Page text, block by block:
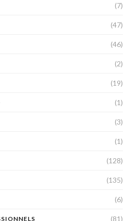
(7)
(47)
(46)
(2)
(19)
(1)
(3)
(1)
(128)
(135)
(6)
(81)